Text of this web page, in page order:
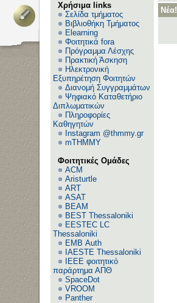
Χρήσιμα links
Σελίδα τμήματος
Βιβλιοθήκη Τμήματος
Elearning
Φοιτητικά fora
Πρόγραμμα Λέσχης
Πρακτική Άσκηση
Ηλεκτρονική
Εξυπηρέτηση Φοιτητών
Διανομή Συγγραμμάτων
Ψηφιακό Καταθετήριο
Διπλωματικών
Πληροφορίες
Καθηγητών
Instagram @thmmy.gr
mTHMMY
Φοιτητικές Ομάδες
ACM
Aristurtle
ART
ASAT
BEAM
BEST Thessaloniki
EESTEC LC
Thessaloniki
EΜΒ Auth
IAESTE Thessaloniki
IEEE φοιτητικό
παράρτημα ΑΠΘ
SpaceDot
VROOM
Panther
Νέα!